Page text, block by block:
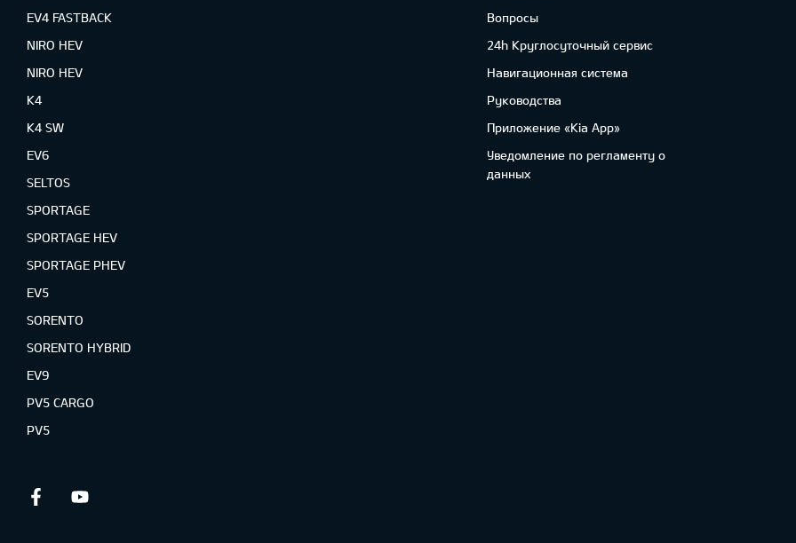
EV4 FASTBACK
NIRO HEV
NIRO HEV
K4
K4 SW
EV6
SELTOS
SPORTAGE
SPORTAGE HEV
SPORTAGE PHEV
EV5
SORENTO
SORENTO HYBRID
EV9
PV5 CARGO
PV5
Вопросы
24h Круглосуточный сервис
Навигационная система
Руководства
Приложение «Kia App»
Уведомление по регламенту о
данных
Facebook